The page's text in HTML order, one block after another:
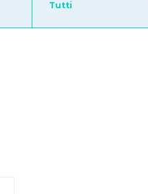
Tutti